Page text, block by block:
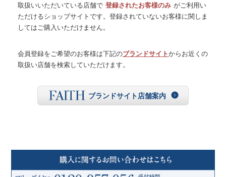
取扱いいただいている店舗で 登録されたお客様のみ がご利用い
ただけるショップサイトです。登録されていないお客様に関しま
してはご購入いただけません。
会員登録をご希望のお客様は下記のブランドサイトからお近くの
取扱い店舗を検索していただけます。
ブランドサイト店舗案内